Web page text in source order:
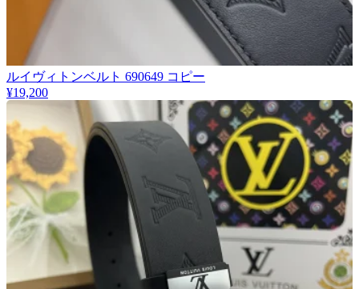
ルイヴィトンベルト 690649 コピー
¥19,200